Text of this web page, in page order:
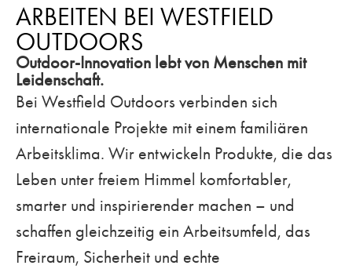
ARBEITEN BEI WESTFIELD
OUTDOORS
Outdoor-Innovation lebt von Menschen mit
Leidenschaft.
Bei Westfield Outdoors verbinden sich
internationale Projekte mit einem familiären
Arbeitsklima. Wir entwickeln Produkte, die das
Leben unter freiem Himmel komfortabler,
smarter und inspirierender machen – und
schaffen gleichzeitig ein Arbeitsumfeld, das
Freiraum, Sicherheit und echte